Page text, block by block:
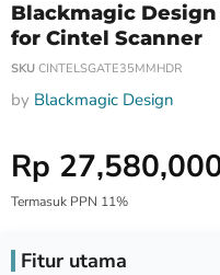
Blackmagic Design
for Cintel Scanner
SKU CINTELSGATE35MMHDR
by Blackmagic Design
Harga Special
Rp
Termasuk PPN 11%
Fitur utama